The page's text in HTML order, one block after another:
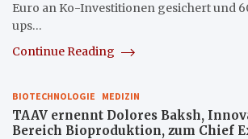
Euro an Ko-Investitionen gesichert und
ups…
Continue Reading
BIOTECHNOLOGIE MEDIZIN
TAAV ernennt Dolores Baksh,
Bereich Bioproduktion, zum Chief